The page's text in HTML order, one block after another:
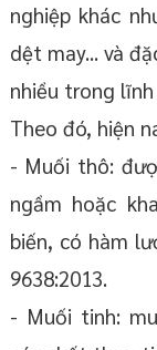
nghiệp khác
dệt may... và
nhiều trong
Theo đó, hiện
- Muối thô:
ngầm hoặc
biến, có hàm
9638:2013.
- Muối tinh: